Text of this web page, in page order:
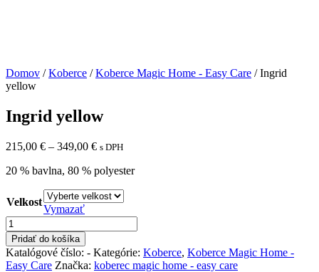
Domov /Koberce /Koberce Magic Home - Easy Care / Ingrid
yellow
Ingrid yellow
215,00 € – 349,00 €Price
215,00 €
349,00 €
s DPH
20 % bavlna, 80 % polyester
Velkost
Vymazať
množstvo
Ingrid
yellow
Pridať do košíka
Katalógové číslo: - Kategórie: Koberce, Koberce Magic Home -
Easy Care Značka: koberec magic home - easy care